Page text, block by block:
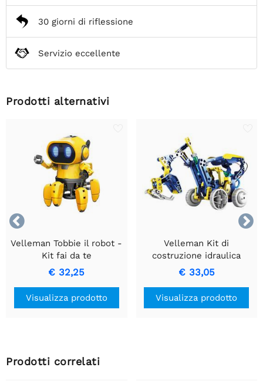
30 giorni di riflessione
Servizio eccellente
Prodotti alternativi


Velleman Tobbie il robot -
Kit fai da te
€ 32,25
Visualizza prodotto
Velleman Kit di
costruzione idraulica
solare 12 in 1
€ 33,05
Visualizza prodotto
Prodotti correlati